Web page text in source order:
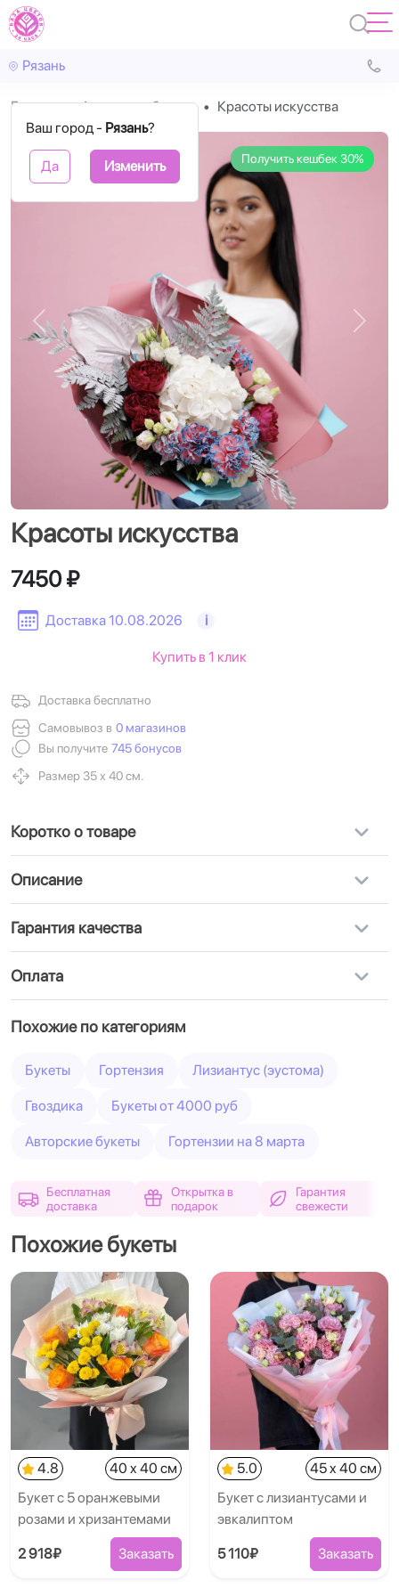
Рязань
Ваш город - Рязань?
Да Изменить
Главная Авторские букеты Красоты искусства
Получить кешбек 30%
Назад
Красоты искусства
Доставка 10.08.2026 i
7450 ₽
Доставка бесплатно
Самовывоз в 0 магазинов
Вы получите 745 бонусов
Размер 35 х 40 см.
Купить в 1 клик
Коротко о товаре
Описание
Гарантия качества
Оплата
Похожие по категориям
Букеты Гортензия Лизиантус (эустома)
Гвоздика Букеты от 4000 руб
Авторские букеты Гортензии на 8 марта
Бесплатная
доставка
Открытка в
подарок
Гарантия
свежести
Похожие букеты
4.8
40 x 40 см
Букет с 5 оранжевыми
розами и хризантемами
2 918₽ Заказать
5.0
45 x 40 см
Букет с лизиантусами и
эвкалиптом
5 110₽ Заказать